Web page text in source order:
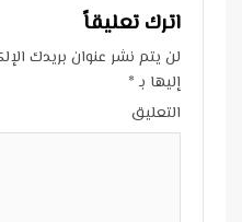
اترك تعليقاً
لن يتم نشر عنوان بريدك
إليها بـ*
التعليق